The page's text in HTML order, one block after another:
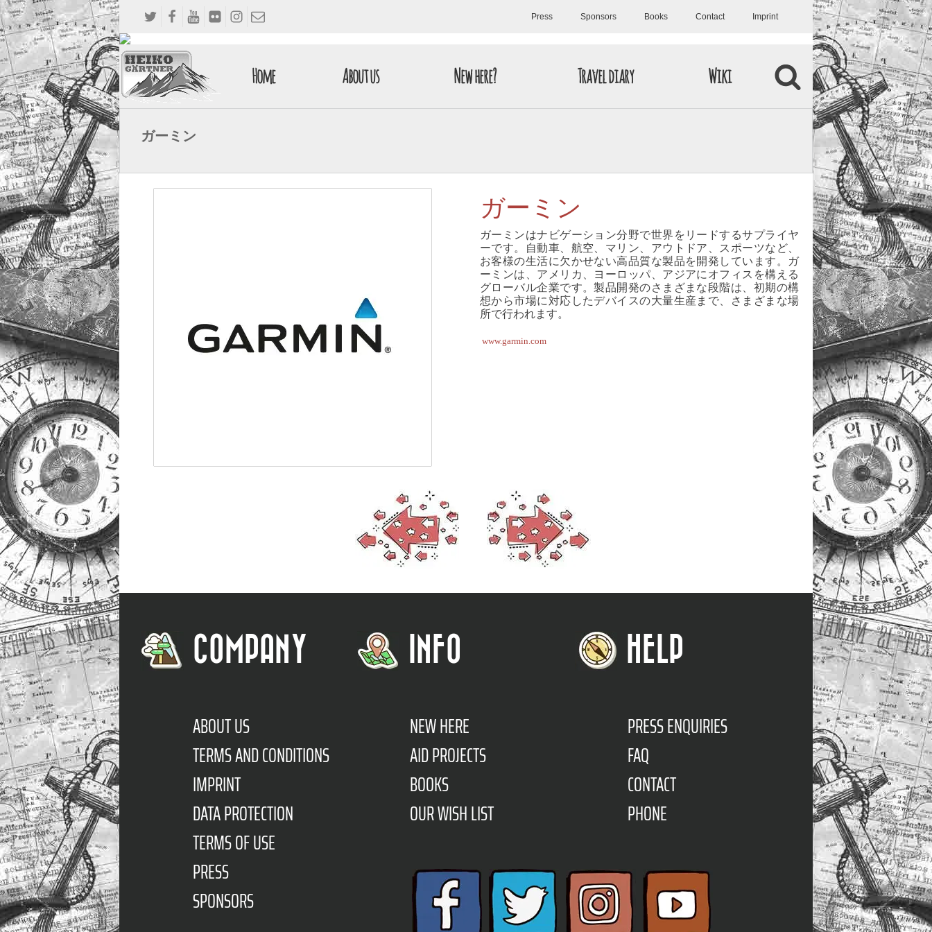
Press Sponsors Books Contact Imprint
Home About us New here? Travel diary Wiki
ガーミン
ガーミン
ガーミンはナビゲーション分野で世界をリードするサプライヤ
ーです。自動車、航空、マリン、アウトドア、スポーツなど、
お客様の生活に欠かせない高品質な製品を開発しています。ガ
ーミンは、アメリカ、ヨーロッパ、アジアにオフィスを構える
グローバル企業です。製品開発のさまざまな段階は、初期の構
想から市場に対応したデバイスの大量生産まで、さまざまな場
所で行われます。
www.garmin.com
COMPANY
ABOUT US
TERMS AND CONDITIONS
IMPRINT
DATA PROTECTION
TERMS OF USE
PRESS
SPONSORS
INFO
NEW HERE
AID PROJECTS
BOOKS
OUR WISH LIST
HELP
PRESS ENQUIRIES
FAQ
CONTACT
PHONE